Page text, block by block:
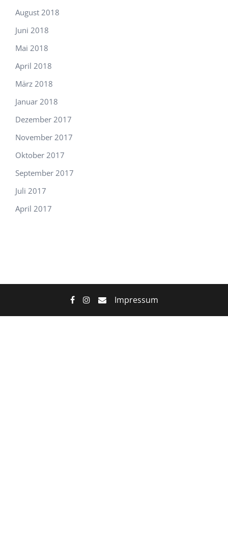
August 2018
Juni 2018
Mai 2018
April 2018
März 2018
Januar 2018
Dezember 2017
November 2017
Oktober 2017
September 2017
Juli 2017
April 2017
Impressum